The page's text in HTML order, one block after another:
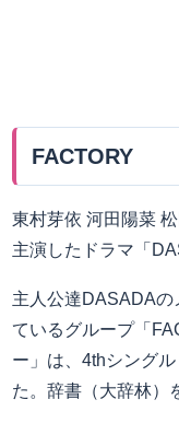
FACTORY
東村芽依 河田陽菜
主演したドラマ「
主人公達DASADAの
ているグループ「
ー」は、4thシング
た。辞書（大辞林）